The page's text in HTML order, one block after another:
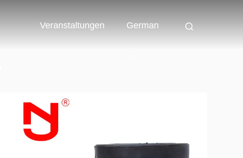
Veranstaltungen German